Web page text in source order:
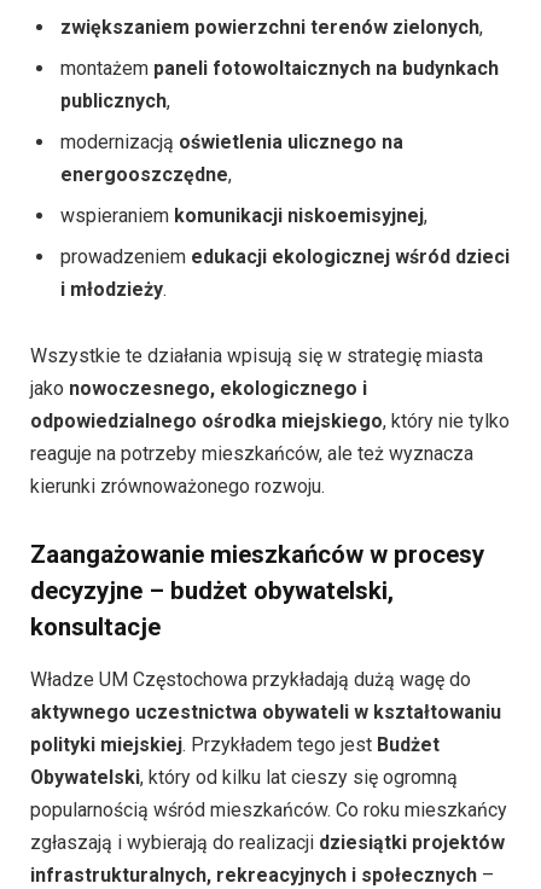
zwiększaniem powierzchni terenów zielonych,
montażem paneli fotowoltaicznych na budynkach
publicznych,
modernizacją oświetlenia ulicznego na
energooszczędne,
wspieraniem komunikacji niskoemisyjnej,
prowadzeniem edukacji ekologicznej wśród dzieci
i młodzieży.
Wszystkie te działania wpisują się w strategię miasta
jako nowoczesnego, ekologicznego i
odpowiedzialnego ośrodka miejskiego, który nie tylko
reaguje na potrzeby mieszkańców, ale też wyznacza
kierunki zrównoważonego rozwoju.
Zaangażowanie mieszkańców w procesy
decyzyjne – budżet obywatelski,
konsultacje
Władze UM Częstochowa przykładają dużą wagę do
aktywnego uczestnictwa obywateli w kształtowaniu
polityki miejskiej. Przykładem tego jest Budżet
Obywatelski, który od kilku lat cieszy się ogromną
popularnością wśród mieszkańców. Co roku mieszkańcy
zgłaszają i wybierają do realizacji dziesiątki projektów
infrastrukturalnych, rekreacyjnych i społecznych –